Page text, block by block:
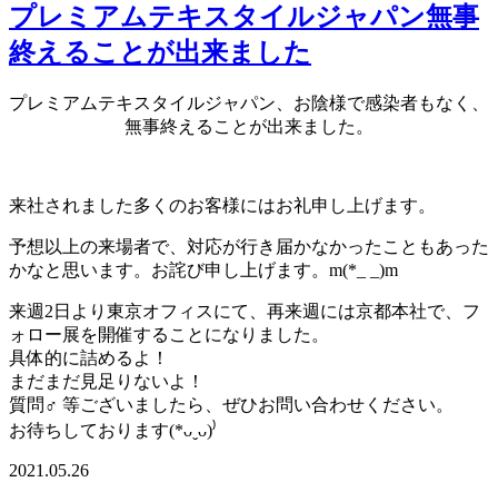
プレミアムテキスタイルジャパン無事
終えることが出来ました
プレミアムテキスタイルジャパン、お陰様で感染者もなく、
無事終えることが出来ました。
来社されました多くのお客様にはお礼申し上げます。
予想以上の来場者で、対応が行き届かなかったこともあった
かなと思います。お詫び申し上げます。m(*_ _)m
来週2日より東京オフィスにて、再来週には京都本社で、フ
ォロー展を開催することになりました。
具体的に詰めるよ！
まだまだ見足りないよ！
質問‍♂️ 等ございましたら、ぜひお問い合わせください。
お待ちしております(*ᴗˬᴗ)⁾
2021.05.26